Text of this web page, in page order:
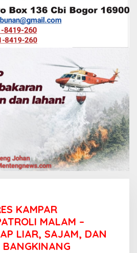
KAMPAR
MALAM –
LIAR, SAJAM, DAN
BANGKINANG